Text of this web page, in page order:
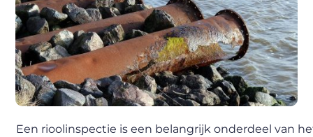
Een rioolinspectie is een belangrijk onderdeel van